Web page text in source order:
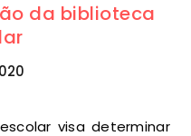
da biblioteca